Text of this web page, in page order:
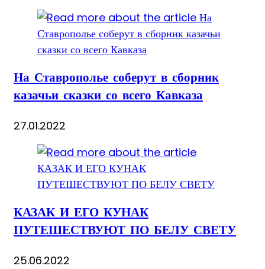
На Ставрополье соберут в сборник
казачьи сказки со всего Кавказа
27.01.2022
КАЗАК И ЕГО КУНАК
ПУТЕШЕСТВУЮТ ПО БЕЛУ СВЕТУ
25.06.2022